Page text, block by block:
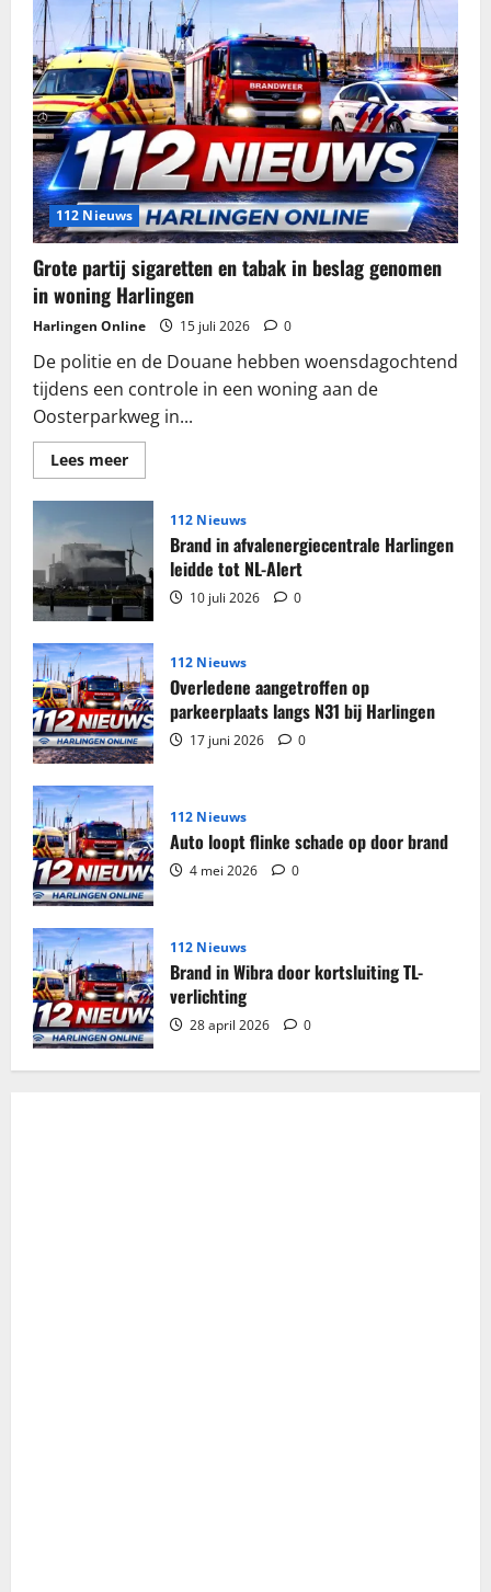
112 Nieuws
Grote partij sigaretten en tabak in beslag genomen
in woning Harlingen
Harlingen Online 15 juli 2026 0
De politie en de Douane hebben woensdagochtend
tijdens een controle in een woning aan de
Oosterparkweg in...
Lees meerLees
meer
Grote
sigaretten
en
tabak
in
beslag
genomen
in
woning
Harlingen
112 Nieuws
Brand in afvalenergiecentrale Harlingen
leidde tot NL-Alert
10 juli 2026 0
112 Nieuws
Overledene aangetroffen op
parkeerplaats langs N31 bij Harlingen
17 juni 2026 0
112 Nieuws
Auto loopt flinke schade op door brand
4 mei 2026 0
112 Nieuws
Brand in Wibra door kortsluiting TL-
verlichting
28 april 2026 0